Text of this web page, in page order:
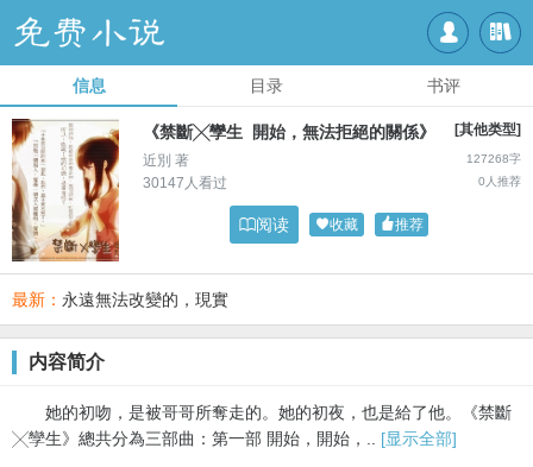
 
信息 目录 书评
[其他类型]
《禁斷╳孿生 開始，無法拒絕的關係》
127268字
近別 著
0人推荐
30147人看过
阅读 收藏 推荐
最新： 永遠無法改變的，現實
内容简介
她的初吻，是被哥哥所奪走的。她的初夜，也是給了他。《禁斷
╳孿生》總共分為三部曲：第一部 開始，開始，.. [显示全部]